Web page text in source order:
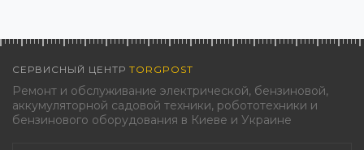
СЕРВИСНЫЙ ЦЕНТР TORGPOST
Ремонт и обслуживание электрической, бензиновой,
аккумуляторной садовой техники, робототехники и
бензинового оборудования в Киеве и Украине